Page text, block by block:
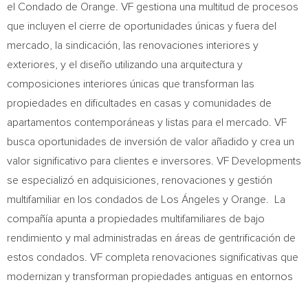
el Condado de Orange . VF gestiona una multitud de procesos
que incluyen el cierre de oportunidades únicas y fuera del
mercado, la sindicación, las renovaciones interiores y
exteriores, y el diseño utilizando una arquitectura y
composiciones interiores únicas que transforman las
propiedades en dificultades en casas y comunidades de
apartamentos contemporáneas y listas para el mercado. VF
busca oportunidades de inversión de valor añadido y crea un
valor significativo para clientes e inversores. VF Developments
se especializó en adquisiciones, renovaciones y gestión
multifamiliar en los condados de Los Ángeles y Orange. La
compañía apunta a propiedades multifamiliares de bajo
rendimiento y mal administradas en áreas de gentrificación de
estos condados. VF completa renovaciones significativas que
modernizan y transforman propiedades antiguas en entornos